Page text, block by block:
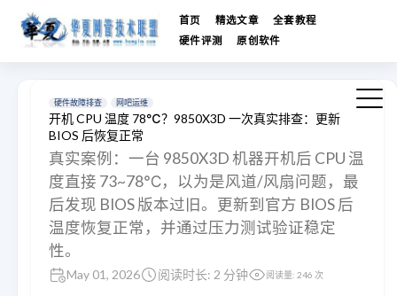
首页 精选文章
全套教程
硬件评测
原创软件
硬件故障排查 网吧运维
开机 CPU 温度 78℃？9850X3D 一次真实排查：更新
BIOS 后恢复正常
真实案例：一台 9850X3D 机器开机后 CPU 温
度直接 73~78℃，以为是风道/风扇问题，最
后发现 BIOS 版本过旧。更新到官方 BIOS 后
温度恢复正常，并通过压力测试验证稳定
性。
May 01, 2026 阅读时长: 2 分钟 阅读量: 246 次